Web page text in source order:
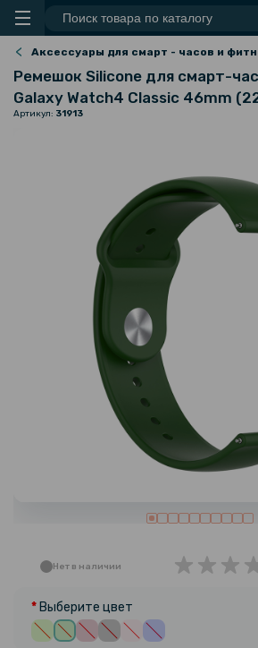
Аксессуары для смарт - часов и
Ремешок Silicone для смарт-
Galaxy Watch4 Classic 46mm
Артикул: 31913
Нет в наличии
Выберите цвет